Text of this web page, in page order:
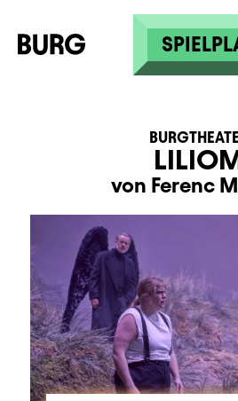
Direkt zum Inhalt
von Ferenc